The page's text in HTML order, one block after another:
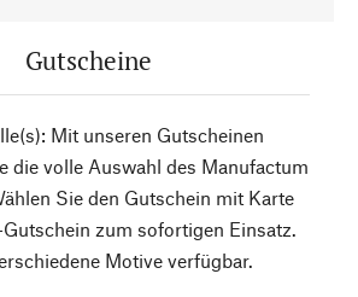
Gutscheine
Mit unseren Gutscheinen
die volle Auswahl des Manufactum
Sie den Gutschein mit Karte
zum sofortigen Einsatz.
Motive verfügbar.